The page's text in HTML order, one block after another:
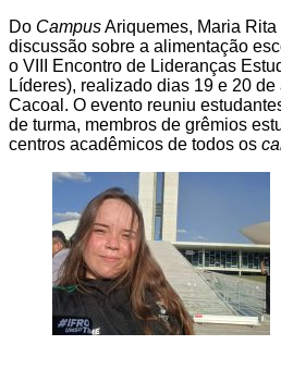
Do CampusAriquemes, Maria
discussão sobre a alimentação
o VIII Encontro de Lideranças
Líderes), realizado dias 19 e 20
Cacoal. O evento reuniu
de turma, membros de grêmios
centros acadêmicos de todos os